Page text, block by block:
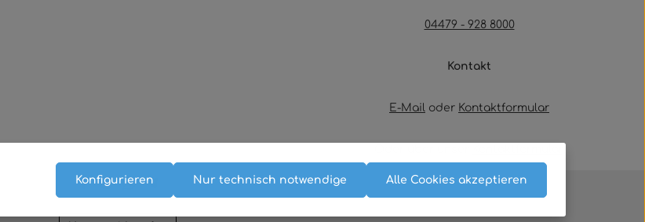
04479 - 928 8000
Kontakt
E-Mail oder Kontaktformular
Nur technisch notwendige
Konfigurieren Alle Cookies akzeptieren